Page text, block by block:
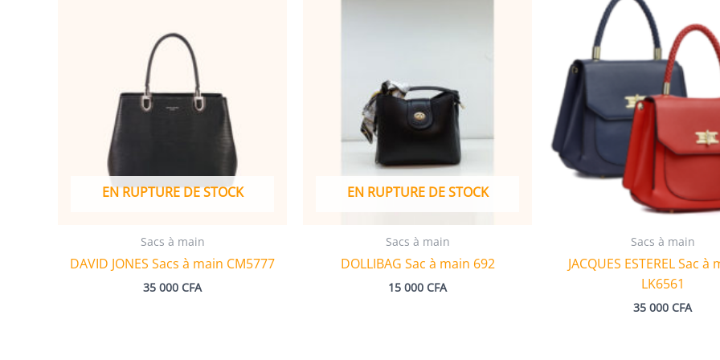
EN RUPTURE DE STOCK
Sacs à main
DAVID JONES Sacs à main CM5777
35 000 CFA
EN RUPTURE DE STOCK
Sacs à main
DOLLIBAG Sac à main 692
15 000 CFA
Sacs à main
JACQUES ESTEREL Sac à
LK6561
35 000 CFA